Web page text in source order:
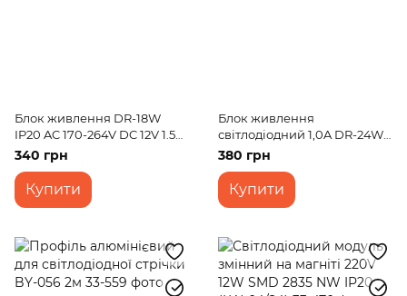
Блок живлення DR-18W
IP20 AC 170-264V DC 12V 1.5A
Output led
340 грн
Купити
Блок живлення
світлодіодний 1,0A DR-24W
IP67 AC 170-264V DC 24V 1,0A
380 грн
Купити